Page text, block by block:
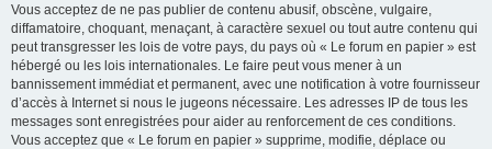
Vous acceptez de ne pas publier de contenu abusif, obscène, vulgaire,
diffamatoire, choquant, menaçant, à caractère sexuel ou tout autre contenu qui
peut transgresser les lois de votre pays, du pays où « Le forum en papier » est
hébergé ou les lois internationales. Le faire peut vous mener à un
bannissement immédiat et permanent, avec une notification à votre fournisseur
d’accès à Internet si nous le jugeons nécessaire. Les adresses IP de tous les
messages sont enregistrées pour aider au renforcement de ces conditions.
Vous acceptez que « Le forum en papier » supprime, modifie, déplace ou